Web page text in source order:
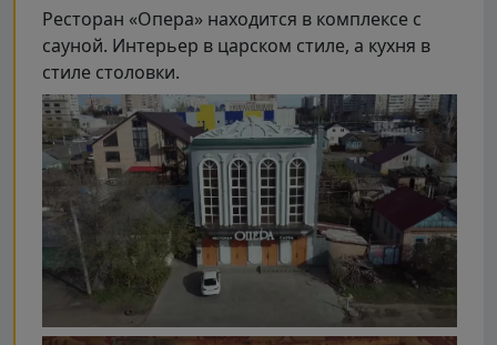
Ресторан «Опера» находится в комплексе с
сауной. Интерьер в царском стиле, а кухня в
стиле столовки.